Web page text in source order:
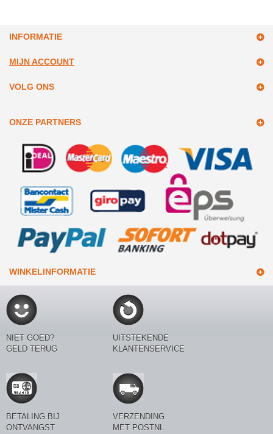
INFORMATIE
MIJN ACCOUNT
VOLG ONS
ONZE PARTNERS
WINKELINFORMATIE
NIET GOED?
GELD TERUG
UITSTEKENDE
KLANTENSERVICE
BETALING BIJ
ONTVANGST
VERZENDING
MET POSTNL